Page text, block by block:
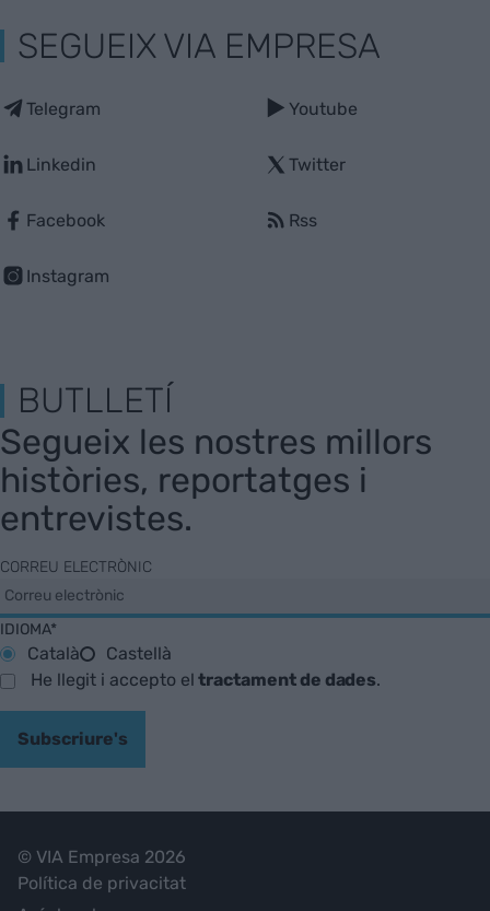
SEGUEIX VIA EMPRESA
Telegram
Linkedin
Facebook
Instagram
Youtube
Twitter
Rss
BUTLLETÍ
Segueix les nostres millors
històries, reportatges i
entrevistes.
CORREU ELECTRÒNIC
IDIOMA*
Català
Castellà
He llegit i accepto eltractament de dades.
Subscriure's
© VIA Empresa 2026
Política de privacitat